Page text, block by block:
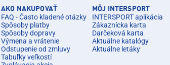
AKO NAKUPOVAŤ
FAQ - Často kladené otázky
Spôsoby platby
Spôsoby dopravy
Výmena a vrátenie
Odstupenie od zmluvy
Tabuľky veľkostí
MÔJ INTERSPORT
INTERSPORT aplikácia
Zákaznícka karta
Darčeková karta
Aktuálne katalógy
Aktuálne letáky